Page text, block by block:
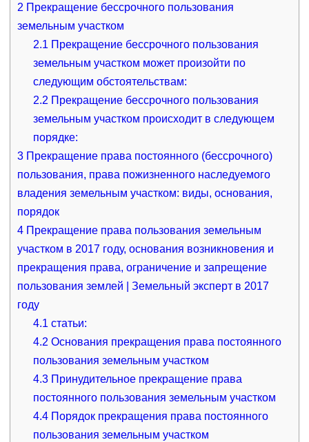
2 Прекращение бессрочного пользования
земельным участком
2.1 Прекращение бессрочного пользования
земельным участком может произойти по
следующим обстоятельствам:
2.2 Прекращение бессрочного пользования
земельным участком происходит в следующем
порядке:
3Прекращение права постоянного (бессрочного)
пользования, права пожизненного наследуемого
владения земельным участком: виды, основания,
порядок
4Прекращение права пользования земельным
участком в 2017 году, основания возникновения и
прекращения права, ограничение и запрещение
пользования землей | Земельный эксперт в 2017
году
4.1 статьи:
4.2 Основания прекращения права постоянного
пользования земельным участком
4.3 Принудительное прекращение права
постоянного пользования земельным участком
4.4 Порядок прекращения права постоянного
пользования земельным участком